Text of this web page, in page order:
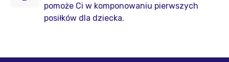
pomoże Ci w komponowaniu pierwszych
posiłków dla dziecka.